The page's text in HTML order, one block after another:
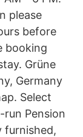
please
before
booking
Grüne
Germany
Select
Pension
furnished,